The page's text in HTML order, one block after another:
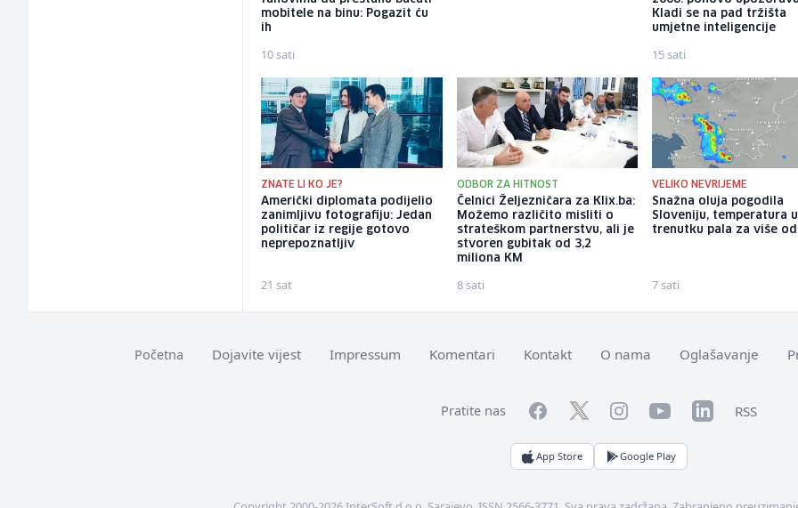
mobitele na binu: Pogazit ću
ih
10 sati
Kladi se na pad tržišta
umjetne inteligencije
15 sati
ZNATE LI KO JE?
Američki diplomata podijelio
zanimljivu fotografiju: Jedan
političar iz regije gotovo
neprepoznatljiv
21 sat
ODBOR ZA HITNOST
Čelnici Željezničara za Klix.ba:
Možemo različito misliti o
strateškom partnerstvu, ali je
stvoren gubitak od 3,2
miliona KM
8 sati
VELIKO NEVRIJEME
Snažna oluja pogodila
Sloveniju, temperatura u
trenutku pala za više od
7 sati
Početna Dojavite vijest Impressum Komentari Kontakt O nama Oglašavanje
Pratite nas FacebookTwitterInstagramYouTubeLinkedInRSS
App Store Google Play